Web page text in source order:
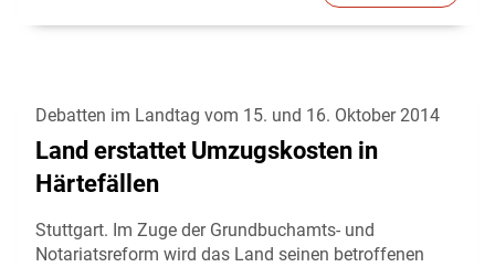
Debatten im Landtag vom 15. und 16. Oktober 2014
Land erstattet Umzugskosten in
Härtefällen
Stuttgart. Im Zuge der Grundbuchamts- und
Notariatsreform wird das Land seinen betroffenen